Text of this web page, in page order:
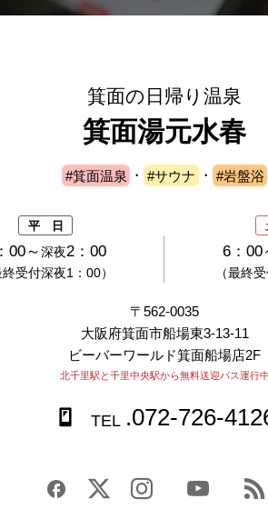
箕面の日帰り温泉
箕面湯元水春
#箕面温泉 ・ #サウナ ・ #岩盤浴
平 日
00～深夜2：00
終受付深夜1：00）
6：00
（最終
〒562-0035
大阪府箕面市船場東3-13-11
ビーバーワールド箕面船場店2F
北千里駅と千里中央駅から無料送迎バス運行中
TEL .072-726-